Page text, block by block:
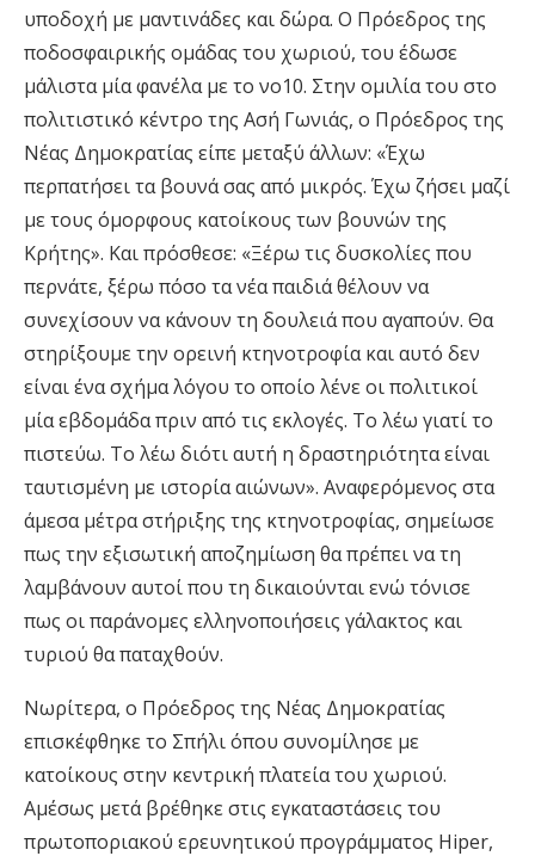
υποδοχή με μαντινάδες και δώρα. Ο Πρόεδρος της
ποδοσφαιρικής ομάδας του χωριού, του έδωσε
μάλιστα μία φανέλα με το νο10. Στην ομιλία του στο
πολιτιστικό κέντρο της Ασή Γωνιάς, ο Πρόεδρος της
Νέας Δημοκρατίας είπε μεταξύ άλλων: «Έχω
περπατήσει τα βουνά σας από μικρός. Έχω ζήσει μαζί
με τους όμορφους κατοίκους των βουνών της
Κρήτης». Και πρόσθεσε: «Ξέρω τις δυσκολίες που
περνάτε, ξέρω πόσο τα νέα παιδιά θέλουν να
συνεχίσουν να κάνουν τη δουλειά που αγαπούν. Θα
στηρίξουμε την ορεινή κτηνοτροφία και αυτό δεν
είναι ένα σχήμα λόγου το οποίο λένε οι πολιτικοί
μία εβδομάδα πριν από τις εκλογές. Το λέω γιατί το
πιστεύω. Το λέω διότι αυτή η δραστηριότητα είναι
ταυτισμένη με ιστορία αιώνων». Αναφερόμενος στα
άμεσα μέτρα στήριξης της κτηνοτροφίας, σημείωσε
πως την εξισωτική αποζημίωση θα πρέπει να τη
λαμβάνουν αυτοί που τη δικαιούνται ενώ τόνισε
πως οι παράνομες ελληνοποιήσεις γάλακτος και
τυριού θα παταχθούν.
Νωρίτερα, ο Πρόεδρος της Νέας Δημοκρατίας
επισκέφθηκε το Σπήλι όπου συνομίλησε με
κατοίκους στην κεντρική πλατεία του χωριού.
Αμέσως μετά βρέθηκε στις εγκαταστάσεις του
πρωτοποριακού ερευνητικού προγράμματος Hiper,